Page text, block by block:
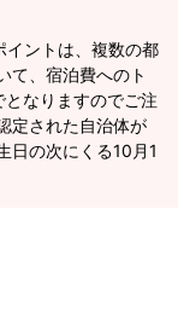
ントは、複数の都
て、宿泊費へのト
なりますのでご注
定された自治体が
日の次にくる10月1